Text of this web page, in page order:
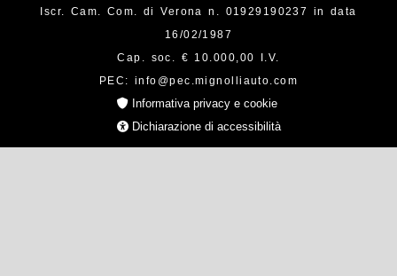
Iscr. Cam. Com. di Verona n. 01929190237 in data
16/02/1987
Cap. soc. € 10.000,00 I.V.
PEC: info@pec.mignolliauto.com
Informativa privacy e cookie
Dichiarazione di accessibilità